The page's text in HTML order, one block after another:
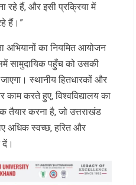
रहे हैं, और इसी प्रक्रिया में
हैं।”
अभियानों का नियमित आयोजन
सामुदायिक पहुँच को उसकी
स्थानीय हितधारकों और
काम करते हुए, विश्वविद्यालय का
तैयार करना है, जो उत्तराखंड
अधिक स्वच्छ, हरित और
दें।